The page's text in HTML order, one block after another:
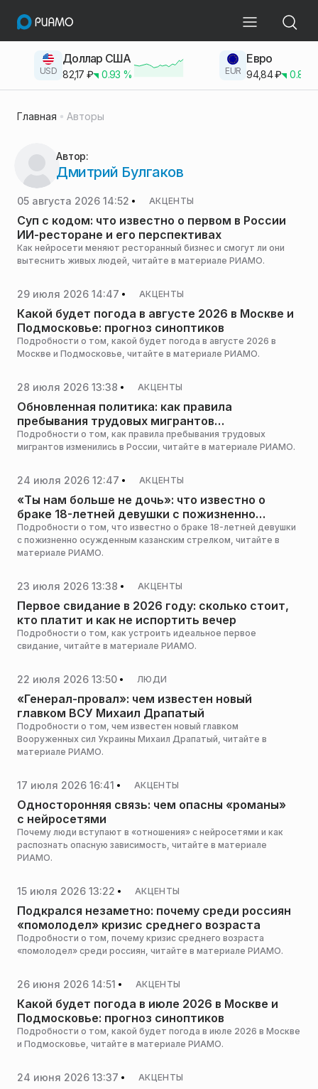
USD
Доллар США
82,17 ₽ 0.93 % EUR
Евро
94,84₽ 0.83
Главная Авторы
Автор:
Дмитрий Булгаков
05 августа 2026 14:52 АКЦЕНТЫ
Суп с кодом: что известно о первом в России
ИИ-ресторане и его перспективах
Как нейросети меняют ресторанный бизнес и смогут ли они
вытеснить живых людей, читайте в материале РИАМО.
29 июля 2026 14:47 АКЦЕНТЫ
Какой будет погода в августе 2026 в Москве и
Подмосковье: прогноз синоптиков
Подробности о том, какой будет погода в августе 2026 в
Москве и Подмосковье, читайте в материале РИАМО.
28 июля 2026 13:38 АКЦЕНТЫ
Обновленная политика: как правила
пребывания трудовых мигрантов
ужесточились в России
Подробности о том, как правила пребывания трудовых
мигрантов изменились в России, читайте в материале РИАМО.
24 июля 2026 12:47 АКЦЕНТЫ
«Ты нам больше не дочь»: что известно о
браке 18-летней девушки с пожизненно
осужденным казанским стрелком
Подробности о том, что известно о браке 18-летней девушки
с пожизненно осужденным казанским стрелком, читайте в
материале РИАМО.
23 июля 2026 13:38 АКЦЕНТЫ
Первое свидание в 2026 году: сколько стоит,
кто платит и как не испортить вечер
Подробности о том, как устроить идеальное первое
свидание, читайте в материале РИАМО.
22 июля 2026 13:50 ЛЮДИ
«Генерал-провал»: чем известен новый
главком ВСУ Михаил Драпатый
Подробности о том, чем известен новый главком
Вооруженных cил Украины Михаил Драпатый, читайте в
материале РИАМО.
17 июля 2026 16:41 АКЦЕНТЫ
Односторонняя связь: чем опасны «романы»
с нейросетями
Почему люди вступают в «отношения» с нейросетями и как
распознать опасную зависимость, читайте в материале
РИАМО.
15 июля 2026 13:22 АКЦЕНТЫ
Подкрался незаметно: почему среди россиян
«помолодел» кризис среднего возраста
Подробности о том, почему кризис среднего возраста
«помолодел» среди россиян, читайте в материале РИАМО.
26 июня 2026 14:51 АКЦЕНТЫ
Какой будет погода в июле 2026 в Москве и
Подмосковье: прогноз синоптиков
Подробности о том, какой будет погода в июле 2026 в Москве
и Подмосковье, читайте в материале РИАМО.
24 июня 2026 13:37 АКЦЕНТЫ